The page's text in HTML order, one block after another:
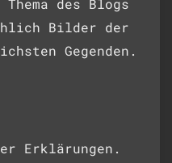
Thema des Blogs
Bilder der
Gegenden.
Erklärungen.